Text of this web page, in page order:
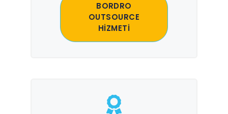
BORDRO
OUTSOURCE
HİZMETİ